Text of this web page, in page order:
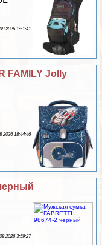
2026 1:51:41
FAMILY Jolly
2026 18:44:46
2026 3:59:27